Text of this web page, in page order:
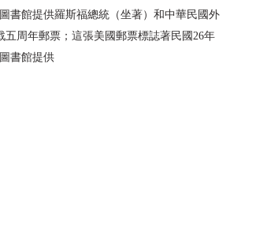
書館提供羅斯福總統（坐著）和中華民國外
周年郵票；這張美國郵票標誌著民國26年
書館提供